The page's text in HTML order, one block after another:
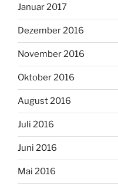
Januar 2017
Dezember 2016
November 2016
Oktober 2016
August 2016
Juli 2016
Juni 2016
Mai 2016